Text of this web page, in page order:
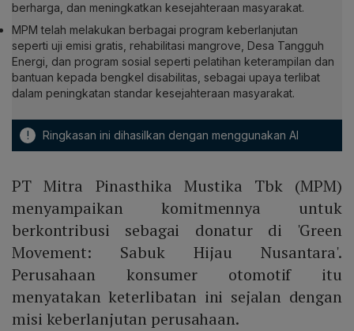
berharga, dan meningkatkan kesejahteraan masyarakat.
MPM telah melakukan berbagai program keberlanjutan
seperti uji emisi gratis, rehabilitasi mangrove, Desa Tangguh
Energi, dan program sosial seperti pelatihan keterampilan dan
bantuan kepada bengkel disabilitas, sebagai upaya terlibat
dalam peningkatan standar kesejahteraan masyarakat.
! Ringkasan ini dihasilkan dengan menggunakan AI
PT Mitra Pinasthika Mustika Tbk (MPM)
menyampaikan komitmennya untuk
berkontribusi sebagai donatur di 'Green
Movement: Sabuk Hijau Nusantara'.
Perusahaan konsumer otomotif itu
menyatakan keterlibatan ini sejalan dengan
misi keberlanjutan perusahaan.